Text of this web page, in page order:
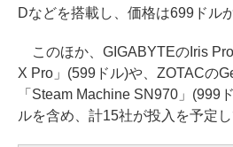
Dなどを搭載し、価格は699ドルか
このほか、GIGABYTEのIris
X Pro」(599ドル)や、ZOTACの
「Steam Machine SN970」(999
ルを含め、計15社が投入を予定し